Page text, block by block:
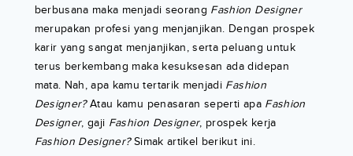
berbusana maka menjadi seorang Fashion Designer
merupakan profesi yang menjanjikan. Dengan prospek
karir yang sangat menjanjikan, serta peluang untuk
terus berkembang maka kesuksesan ada didepan
mata. Nah, apa kamu tertarik menjadi Fashion
Designer?Atau kamu penasaran seperti apa Fashion
Designer, gaji Fashion Designer, prospek kerja
Fashion Designer?Simak artikel berikut ini.